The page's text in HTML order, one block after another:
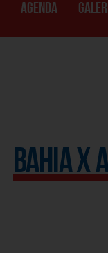
AGENDA
Bahia x